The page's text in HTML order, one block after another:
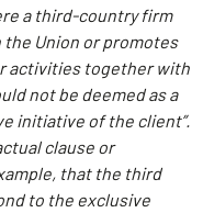
a third-country firm
Union or promotes
activities together with
not be deemed as a
initiative of the client”.
clause or
that the third
to the exclusive